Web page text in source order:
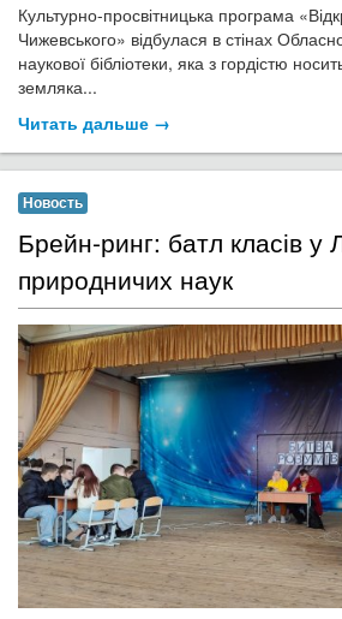
Культурно-просвітницька програма
Чижевського» відбулася в стінах
наукової бібліотеки, яка з гордістю
земляка...
Читать дальше →
Новость
​Брейн-ринг: батл класів у
природничих наук